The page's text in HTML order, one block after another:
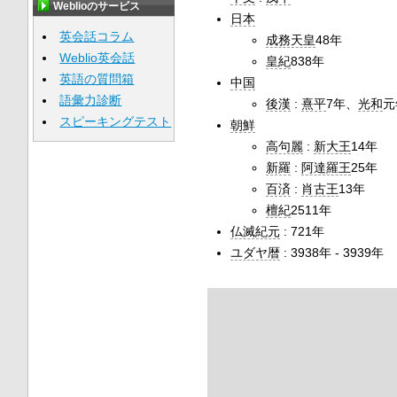
日本
成務天皇48年
皇紀838年
中国
後漢 : 熹平7年、 光和
朝鮮
高句麗 : 新大王14年
新羅: 阿達羅王25年
百済: 肖古王13年
檀紀2511年
仏滅紀元: 721年
ユダヤ暦: 3938年 - 3939年
Weblioのサービス
英会話コラム
Weblio英会話
英語の質問箱
語彙力診断
スピーキングテスト